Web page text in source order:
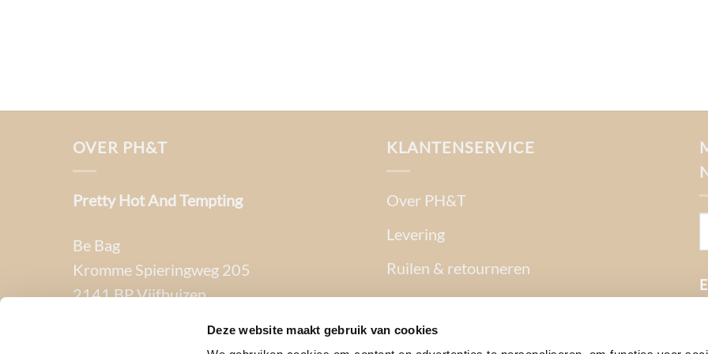
Deze website maakt gebruik van cookies
OVER PH&T
Pretty Hot And Tempting
Be Bag
Kromme Spieringweg 205
2141 BP Vijfhuizen
BTW. NL002080714B79
KLANTENSERVICE
Over PH&T
Levering
Ruilen & retourneren
Betaalmethoden
Garantie